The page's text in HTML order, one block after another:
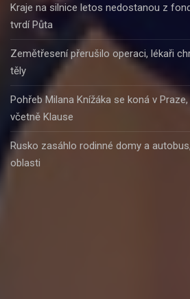
Kraje na silnice letos nedostanou z
tvrdí Půta
Zemětřesení přerušilo operaci, lékaři
těly
Pohřeb Milana Knížáka se koná v
včetně Klause
Rusko zasáhlo rodinné domy a
oblasti